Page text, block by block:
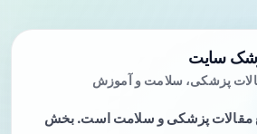
سایت
پزشکی، سلامت و آموزش
مقالات پزشکی و سلامت است. بخش